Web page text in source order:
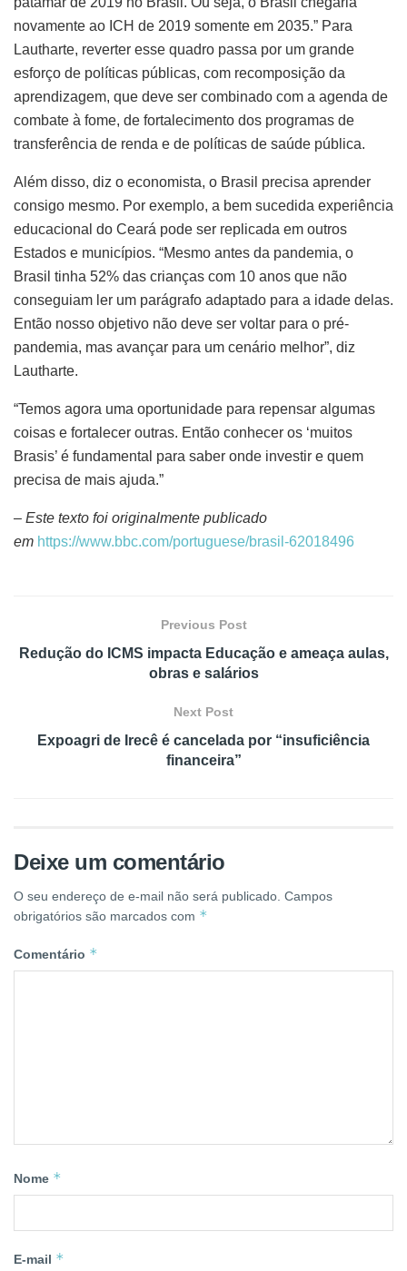
novamente ao ICH de 2019 somente em 2035.” Para
Lautharte, reverter esse quadro passa por um grande
esforço de políticas públicas, com recomposição da
aprendizagem, que deve ser combinado com a agenda de
combate à fome, de fortalecimento dos programas de
transferência de renda e de políticas de saúde pública.
Além disso, diz o economista, o Brasil precisa aprender
consigo mesmo. Por exemplo, a bem sucedida experiência
educacional do Ceará pode ser replicada em outros
Estados e municípios. “Mesmo antes da pandemia, o
Brasil tinha 52% das crianças com 10 anos que não
conseguiam ler um parágrafo adaptado para a idade delas.
Então nosso objetivo não deve ser voltar para o pré-
pandemia, mas avançar para um cenário melhor”, diz
Lautharte.
“Temos agora uma oportunidade para repensar algumas
coisas e fortalecer outras. Então conhecer os ‘muitos
Brasis’ é fundamental para saber onde investir e quem
precisa de mais ajuda.”
– Este texto foi originalmente publicado
em https://www.bbc.com/portuguese/brasil-62018496
Previous Post
Redução do ICMS impacta Educação e ameaça aulas,
obras e salários
Next Post
Expoagri de Irecê é cancelada por “insuficiência
financeira”
Deixe um comentário
O seu endereço de e-mail não será publicado. Campos
obrigatórios são marcados com *
Comentário *
Nome *
E-mail *